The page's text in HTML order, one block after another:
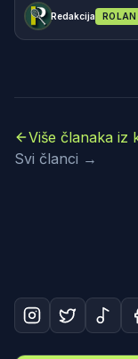
Redakcija
Više članaka iz
Svi članci →